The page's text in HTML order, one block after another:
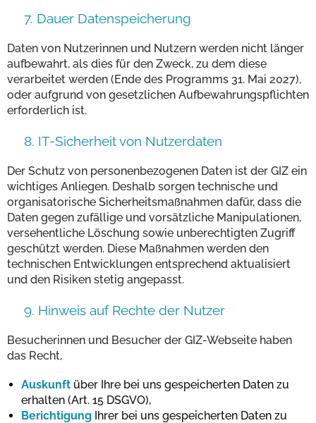
7. Dauer Datenspeicherung
Daten von Nutzerinnen und Nutzern werden nicht länger
aufbewahrt, als dies für den Zweck, zu dem diese
verarbeitet werden (Ende des Programms 31. Mai 2027),
oder aufgrund von gesetzlichen Aufbewahrungspflichten
erforderlich ist.
8. IT-Sicherheit von Nutzerdaten
Der Schutz von personenbezogenen Daten ist der GIZ ein
wichtiges Anliegen. Deshalb sorgen technische und
organisatorische Sicherheitsmaßnahmen dafür, dass die
Daten gegen zufällige und vorsätzliche Manipulationen,
versehentliche Löschung sowie unberechtigten Zugriff
geschützt werden. Diese Maßnahmen werden den
technischen Entwicklungen entsprechend aktualisiert
und den Risiken stetig angepasst.
9. Hinweis auf Rechte der Nutzer
Besucherinnen und Besucher der GIZ-Webseite haben
das Recht,
Auskunft über Ihre bei uns gespeicherten Daten zu
erhalten (Art. 15 DSGVO),
Berichtigung Ihrer bei uns gespeicherten Daten zu